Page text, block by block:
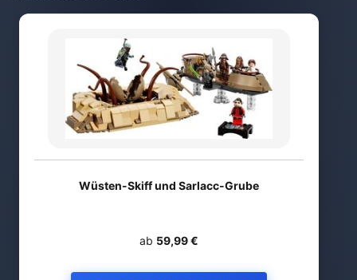
Wüsten-Skiff und Sarlacc-Grube
ab 59,99 €